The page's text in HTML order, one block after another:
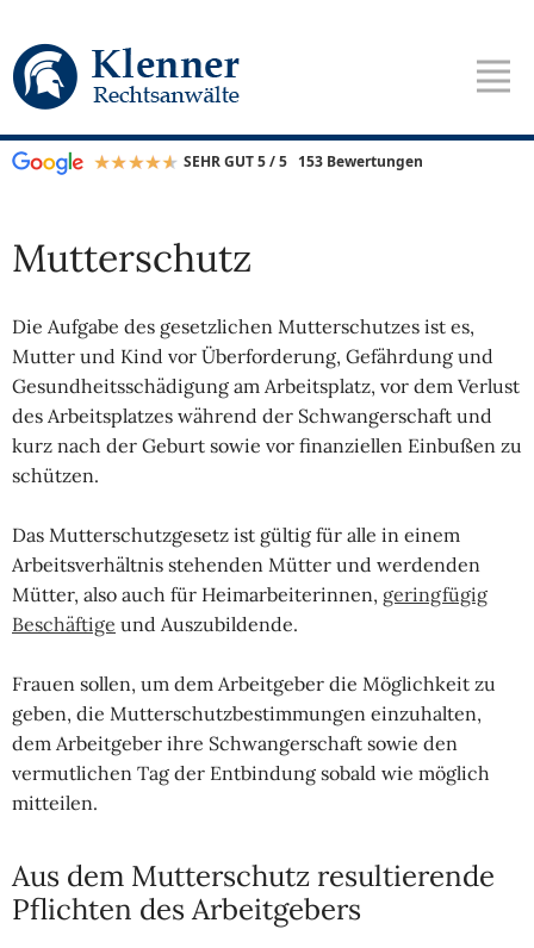
SEHR GUT 5 / 5 153 Bewertungen
Mutterschutz
Die Aufgabe des gesetzlichen Mutterschutzes ist es,
Mutter und Kind vor Überforderung, Gefährdung und
Gesundheitsschädigung am Arbeitsplatz, vor dem Verlust
des Arbeitsplatzes während der Schwangerschaft und
kurz nach der Geburt sowie vor finanziellen Einbußen zu
schützen.
Das Mutterschutzgesetz ist gültig für alle in einem
Arbeitsverhältnis stehenden Mütter und werdenden
Mütter, also auch für Heimarbeiterinnen, geringfügig
Beschäftige und Auszubildende.
Frauen sollen, um dem Arbeitgeber die Möglichkeit zu
geben, die Mutterschutzbestimmungen einzuhalten,
dem Arbeitgeber ihre Schwangerschaft sowie den
vermutlichen Tag der Entbindung sobald wie möglich
mitteilen.
Aus dem Mutterschutz resultierende
Pflichten des Arbeitgebers